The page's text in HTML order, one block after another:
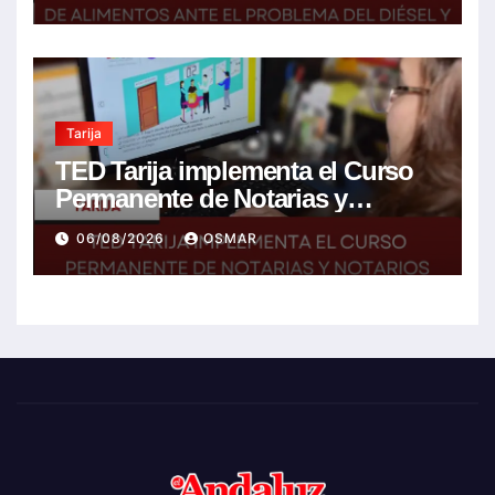
agrícolas
Tarija
TED Tarija implementa el Curso
Permanente de Notarias y
Notarios Electorales 2026
06/08/2026 OSMAR